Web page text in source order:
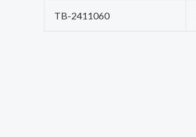
TB-2411060